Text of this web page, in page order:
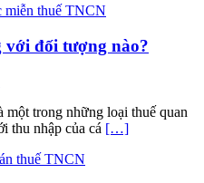
đối tượng nào?
trong những loại thuế quan
thu nhập của cá […]